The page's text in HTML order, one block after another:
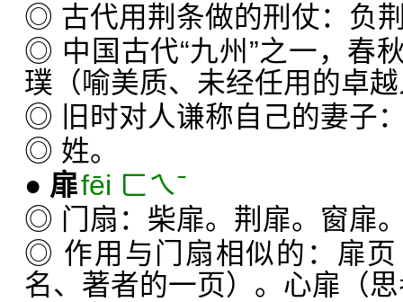
◎ 古代用荆条做的刑仗：负
◎ 中国古代“九州”之一，春
璞（喻美质、未经任用的卓
◎ 旧时对人谦称自己的妻子
◎ 姓。
● 扉fēi ㄈㄟˉ
◎ 门扇：柴扉。荆扉。窗扉
◎ 作用与门扇相似的：扉
名、著者的一页）。心扉（